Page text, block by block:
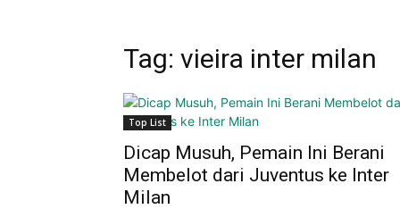
Tag: vieira inter milan
Top List
Dicap Musuh, Pemain Ini Berani
Membelot dari Juventus ke Inter
Milan